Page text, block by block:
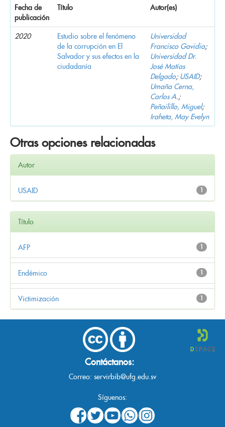
Fecha de
publicación
Título Autor(es)
2020
Estudio sobre el fenómeno
de la corrupción en El
Salvador y sus efectos en la
ciudadanía
Universidad
Francisco Gavidia;
Universidad Dr.
José Matías
Delgado; USAID;
Umaña Cerna,
Carlos A.;
Peñailillo, Miguel;
Iraheta, May Evelyn
Otras opciones relacionadas
Autor
1
USAID
Título
1
AFP
1
Endémico
1
Victimización
Contáctanos:
Correo: servirbib@ufg.edu.sv
Síguenos: